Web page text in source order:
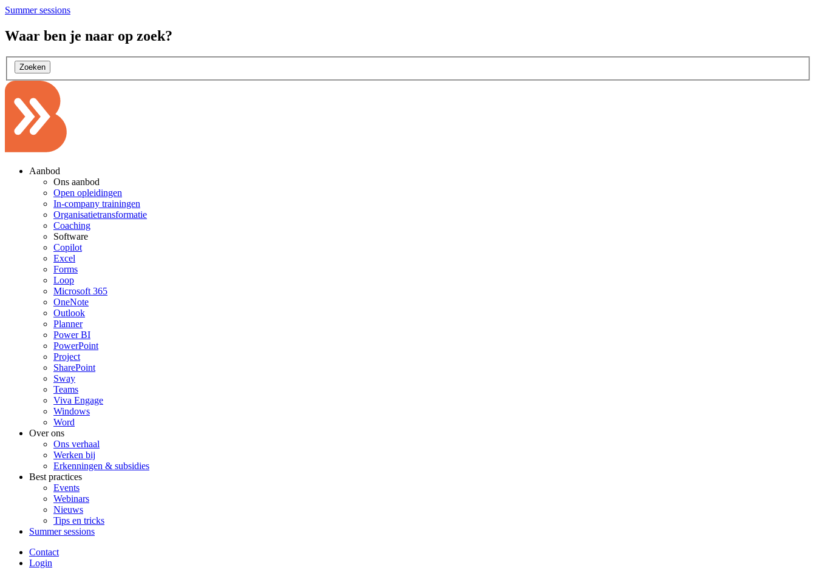
Summer sessions
Waar ben je naar op zoek?
Zoeken
Aanbod
Ons aanbod
Open opleidingen
In-company trainingen
Organisatietransformatie
Coaching
Software
Copilot
Excel
Forms
Loop
Microsoft 365
OneNote
Outlook
Planner
Power BI
PowerPoint
Project
SharePoint
Sway
Teams
Viva Engage
Windows
Word
Over ons
Ons verhaal
Werken bij
Erkenningen & subsidies
Best practices
Events
Webinars
Nieuws
Tips en tricks
Summer sessions
Contact
Login